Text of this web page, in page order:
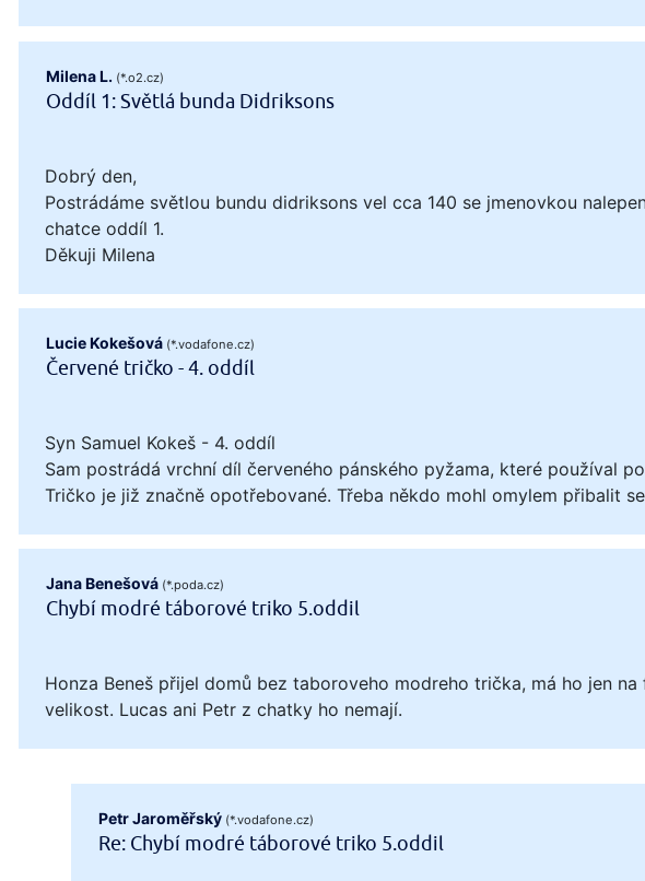
Milena L. (*.o2.cz)
Oddíl 1: Světlá bunda Didriksons
Dobrý den,
Postrádáme světlou bundu didriksons vel cca 140 se jmenovkou
chatce oddíl 1.
Děkuji Milena
Lucie Kokešová (*.vodafone.cz)
Červené tričko - 4. oddíl
Syn Samuel Kokeš - 4. oddíl
Sam postrádá vrchní díl červeného pánského pyžama, které používal
Tričko je již značně opotřebované. Třeba někdo mohl omylem přibalit
Jana Benešová (*.poda.cz)
Chybí modré táborové triko 5.oddil
Honza Beneš přijel domů bez taboroveho modreho trička, má ho jen
velikost. Lucas ani Petr z chatky ho nemají.
Petr Jaroměřský (*.vodafone.cz)
Re: Chybí modré táborové triko 5.oddil